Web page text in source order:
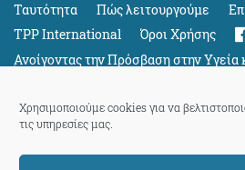
Χρησιμοποιούμε cookies για να
τις υπηρεσίες μας.
Ταυτότητα Πώς λειτουργούμε
TPP International
Όροι Χρήσης
Ανοίγοντας την Πρόσβαση στην Υγεία
Όλους